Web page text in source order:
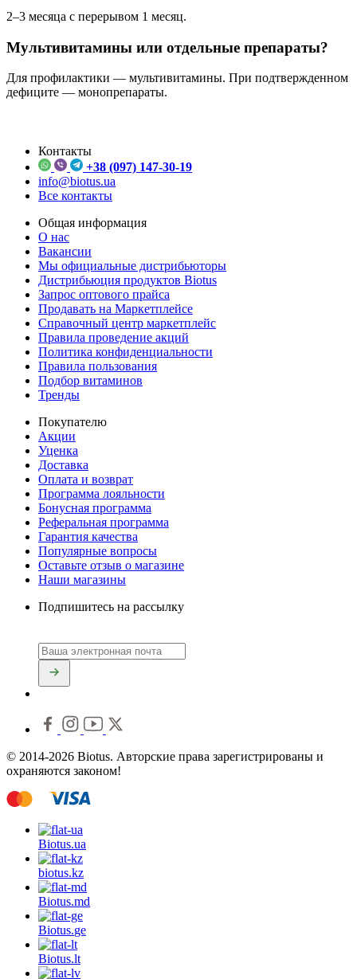
2–3 месяца с перерывом 1 месяц.
Мультивитамины или отдельные препараты?
Для профилактики — мультивитамины. При подтвержденном
дефиците — монопрепараты.
Контакты
+38 (097) 147-30-19
info@biotus.ua
Все контакты
Общая информация
О нас
Вакансии
Мы официальные дистрибьюторы
Дистрибьюция продуктов Biotus
Запрос оптового прайса
Продавать на Маркетплейсе
Справочный центр маркетплейс
Правила проведение акций
Политика конфиденциальности
Правила пользования
Подбор витаминов
Тренды
Покупателю
Акции
Уценка
Доставка
Оплата и возврат
Программа лояльности
Бонусная программа
Реферальная программа
Гарантия качества
Популярные вопросы
Оставьте отзыв о магазине
Наши магазины
Подпишитесь на рассылку
© 2014-2026 Biotus. Авторские права зарегистрированы и
охраняются законом!
Biotus.ua
biotus.kz
Biotus.md
Biotus.ge
Biotus.lt